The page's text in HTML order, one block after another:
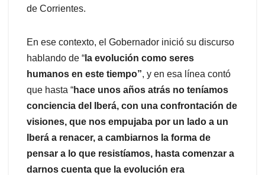
de Corrientes.
En ese contexto, el Gobernador inició su discurso
hablando de “ la evolución como seres
humanos en este tiempo”, y en esa línea contó
que hasta “hace unos años atrás no teníamos
conciencia del Iberá, con una confrontación de
visiones, que nos empujaba por un lado a un
Iberá a renacer, a cambiarnos la forma de
pensar a lo que resistíamos, hasta comenzar a
darnos cuenta que la evolución era